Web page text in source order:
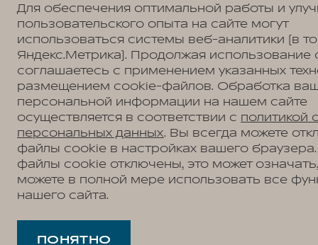
Для обеспечения оптимальной работы и
пользовательского опыта на сайте могут
использоваться системы веб-аналитики (в
Яндекс.Метрика). Продолжая использование
соглашаетесь с применением указанных
размещением cookie-файлов. Обработка
персональной информации на нашем сайте
осуществляется в соответствии с политикой
персональных данных. Вы всегда можете
файлы cookie в настройках вашего
файлы cookie отключены, это может
можете в полной мере использовать все
нашего сайта.
ПОНЯТНО